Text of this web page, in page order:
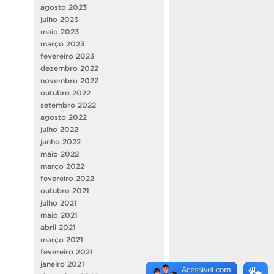
agosto 2023
julho 2023
maio 2023
março 2023
fevereiro 2023
dezembro 2022
novembro 2022
outubro 2022
setembro 2022
agosto 2022
julho 2022
junho 2022
maio 2022
março 2022
fevereiro 2022
outubro 2021
julho 2021
maio 2021
abril 2021
março 2021
fevereiro 2021
janeiro 2021